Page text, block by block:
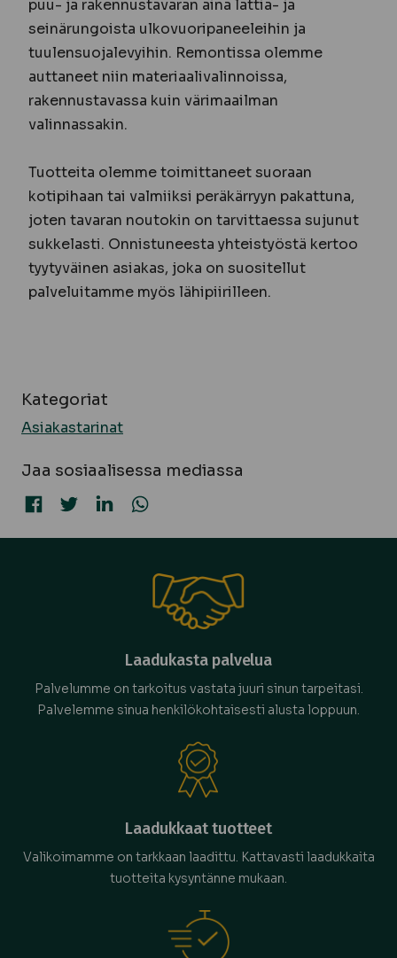
puu- ja rakennustavaran aina lattia- ja
seinärungoista ulkovuoripaneeleihin ja
tuulensuojalevyihin. Remontissa olemme
auttaneet niin materiaalivalinnoissa,
rakennustavassa kuin värimaailman
valinnassakin.
Tuotteita olemme toimittaneet suoraan
kotipihaan tai valmiiksi peräkärryyn pakattuna,
joten tavaran noutokin on tarvittaessa sujunut
sukkelasti. Onnistuneesta yhteistyöstä kertoo
tyytyväinen asiakas, joka on suositellut
palveluitamme myös lähipiirilleen.
Kategoriat
Asiakastarinat
Jaa sosiaalisessa mediassa
Laadukasta palvelua
Palvelumme on tarkoitus vastata juuri sinun tarpeitasi.
Palvelemme sinua henkilökohtaisesti alusta loppuun.
Laadukkaat tuotteet
Valikoimamme on tarkkaan laadittu. Kattavasti laadukkaita
tuotteita kysyntänne mukaan.